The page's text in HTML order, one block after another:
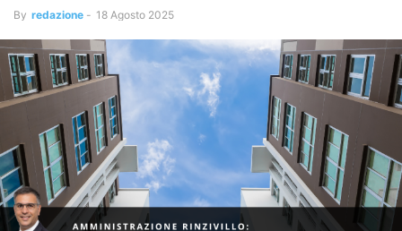
By redazione - 18 Agosto 2025